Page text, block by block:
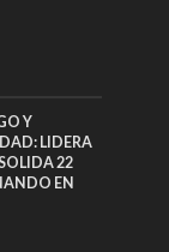
Y
LIDERA
22
EN